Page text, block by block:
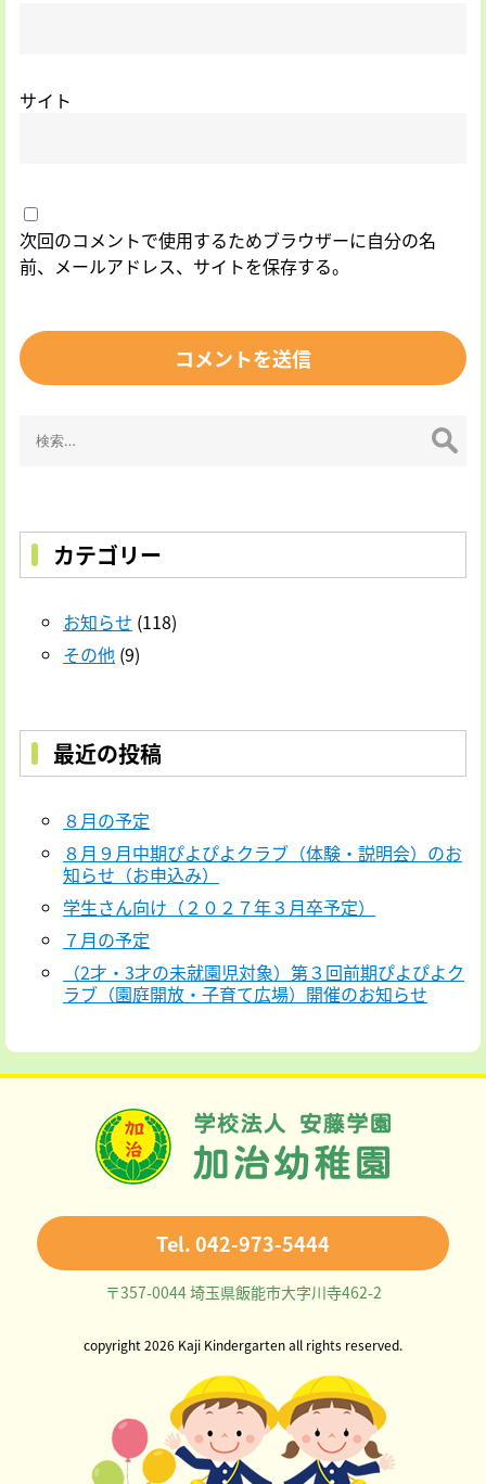
サイト
次回のコメントで使用するためブラウザーに自分の名
前、メールアドレス、サイトを保存する。
索:
カテゴリー
お知らせ (118)
その他 (9)
最近の投稿
８月の予定
８月９月中期ぴよぴよクラブ（体験・説明会）のお
知らせ（お申込み）
学生さん向け（２０２７年３月卒予定）
７月の予定
（2才・3才の未就園児対象）第３回前期ぴよぴよク
ラブ（園庭開放・子育て広場）開催のお知らせ
Tel. 042-973-5444
〒357-0044 埼玉県飯能市大字川寺462-2
copyright 2026 Kaji Kindergarten all rights reserved.